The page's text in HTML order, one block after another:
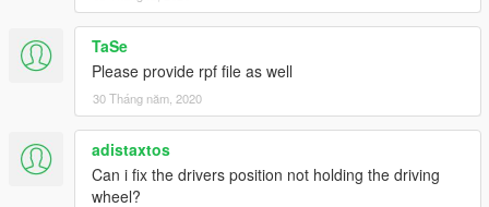
TaSe
Please provide rpf file as well
30 Tháng năm, 2020
adistaxtos
Can i fix the drivers position not holding the driving
wheel?